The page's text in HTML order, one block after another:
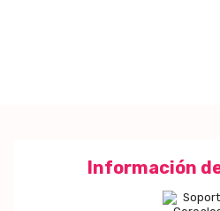
Información